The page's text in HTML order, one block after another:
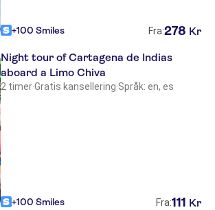
+100 Smiles Fra:278 Kr
Night tour of Cartagena de Indias
aboard a Limo Chiva
2 timer·Gratis kansellering·Språk: en, es
+100 Smiles Fra:111 Kr